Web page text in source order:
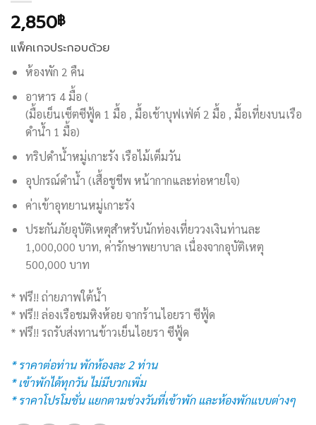
2,850฿
แพ็คเกจประกอบด้วย
ห้องพัก 2 คืน
อาหาร 4 มื้อ (
(มื้อเย็นเซ็ตซีฟู้ด 1 มื้อ , มื้อเช้าบุฟเฟ่ต์ 2 มื้อ , มื้อเที่ยงบนเรือ
ดำน้ำ 1 มื้อ)
ทริปดำน้ำหมู่เกาะรัง เรือไม้เต็มวัน
อุปกรณ์ดำน้ำ (เสื้อชูชีพ หน้ากากและท่อหายใจ)
ค่าเข้าอุทยานหมู่เกาะรัง
ประกันภัยอุบัติเหตุสำหรับนักท่องเที่ยววงเงินท่านละ
1,000,000 บาท, ค่ารักษาพยาบาล เนื่องจากอุบัติเหตุ
500,000 บาท
* ฟรี!! ถ่ายภาพใต้น้ำ
* ฟรี!! ล่องเรือชมหิงห้อย จากร้านไอยรา ซีฟู้ด
* ฟรี!! รถรับส่งทานข้าวเย็นไอยรา ซีฟู้ด
* ราคาต่อท่าน พักห้องละ 2 ท่าน
* เข้าพักได้ทุกวัน ไม่มีบวกเพิ่ม
* ราคาโปรโมชั่น แยกตามช่วงวันที่เข้าพัก และห้องพักแบบต่างๆ